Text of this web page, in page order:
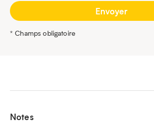
* Champs obligatoire
Notes